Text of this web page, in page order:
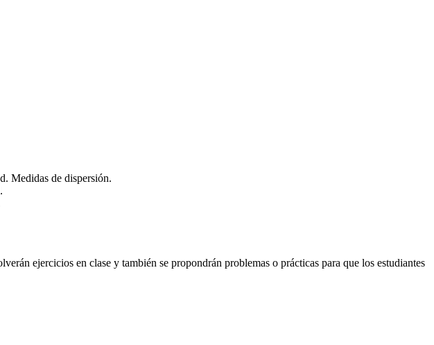
Medidas de dispersión.
ejercicios en clase y también se propondrán problemas o prácticas para que los estudiantes